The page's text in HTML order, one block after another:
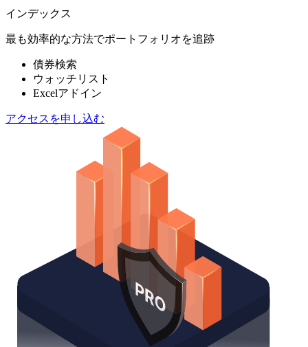
インデックス
最も効率的な方法でポートフォリオを追跡
債券検索
ウォッチリスト
Excelアドイン
アクセスを申し込む